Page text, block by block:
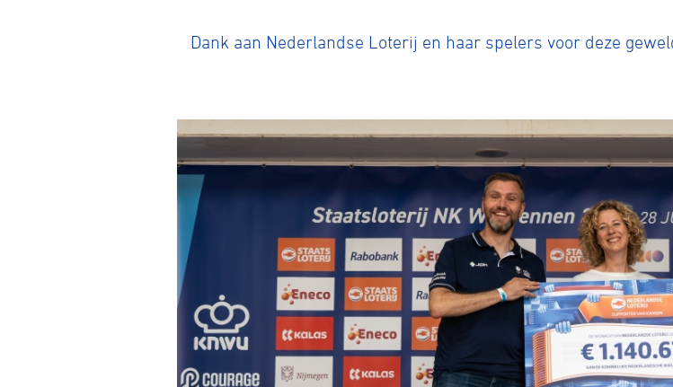
Dank aan Nederlandse Loterij en haar spelers voor deze